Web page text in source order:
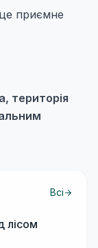
приємне
територія
Всі
лісом